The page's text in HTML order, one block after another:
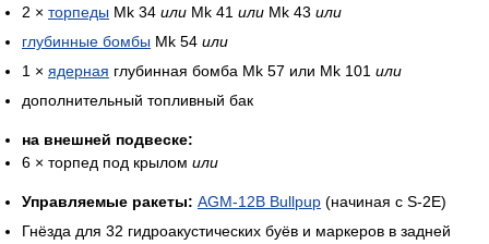
2 × торпеды Mk 34 или Mk 41 или Mk 43 или
глубинные бомбы Mk 54 или
1 × ядерная глубинная бомба Mk 57 или Mk 101 или
дополнительный топливный бак
на внешней подвеске:
6 × торпед под крылом или
Управляемые ракеты: AGM-12B Bullpup (начиная с S-2E)
Гнёзда для 32 гидроакустических буёв и маркеров в задней